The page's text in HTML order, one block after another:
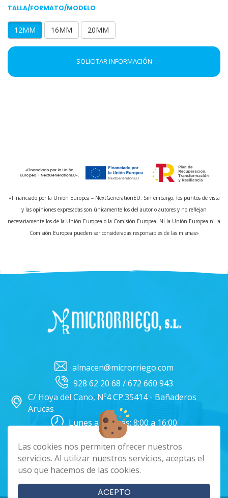
Las cookies nos permiten ofrecer nuestros
servicios. Al utilizar nuestros servicios, aceptas el
uso que hacemos de las cookies.
ACEPTO
TALLA/FORMATO/MODELO
12MM 16MM 20MM
SOLICITAR INFORMACIÓN
«Financiado por la Unión Europea – NextGenerationEU. Sin embargo, los puntos de vista
y las opiniones expresadas son únicamente los del autor o autores y no reflejan
necesariamente los de la Unión Europea o la Comisión Europea. Ni la Unión Europea ni la
Comisión Europea pueden ser consideradas responsables de las mismas»
almacen@microrriego.com
928 62 20 68 / 672 660 943
C/ Hoya del Cano, Nº4 CP.35414 - Bañaderos
Arucas
Lunes a Viernes: 8:00 a 16:00
Facebook
Cookies|Aviso Legal|Política de Privacidad
Términos y condiciones